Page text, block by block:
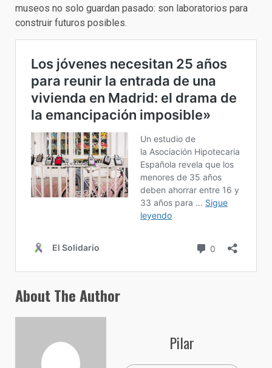
museos no solo guardan pasado: son laboratorios para
construir futuros posibles.
About The Author
Pilar